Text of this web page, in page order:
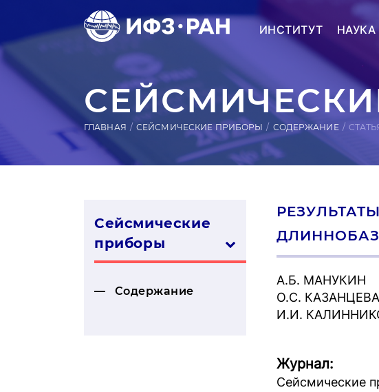
ИНСТИТУТ НАУКА
ГЛАВНАЯ СЕЙСМИЧЕСКИЕ ПРИБОРЫ СОДЕРЖАНИЕ
Сейсмические
приборы
Содержание
А.Б. МАНУКИН
О.С. КАЗАНЦЕВА
И.И.
Журнал:
Сейсмические